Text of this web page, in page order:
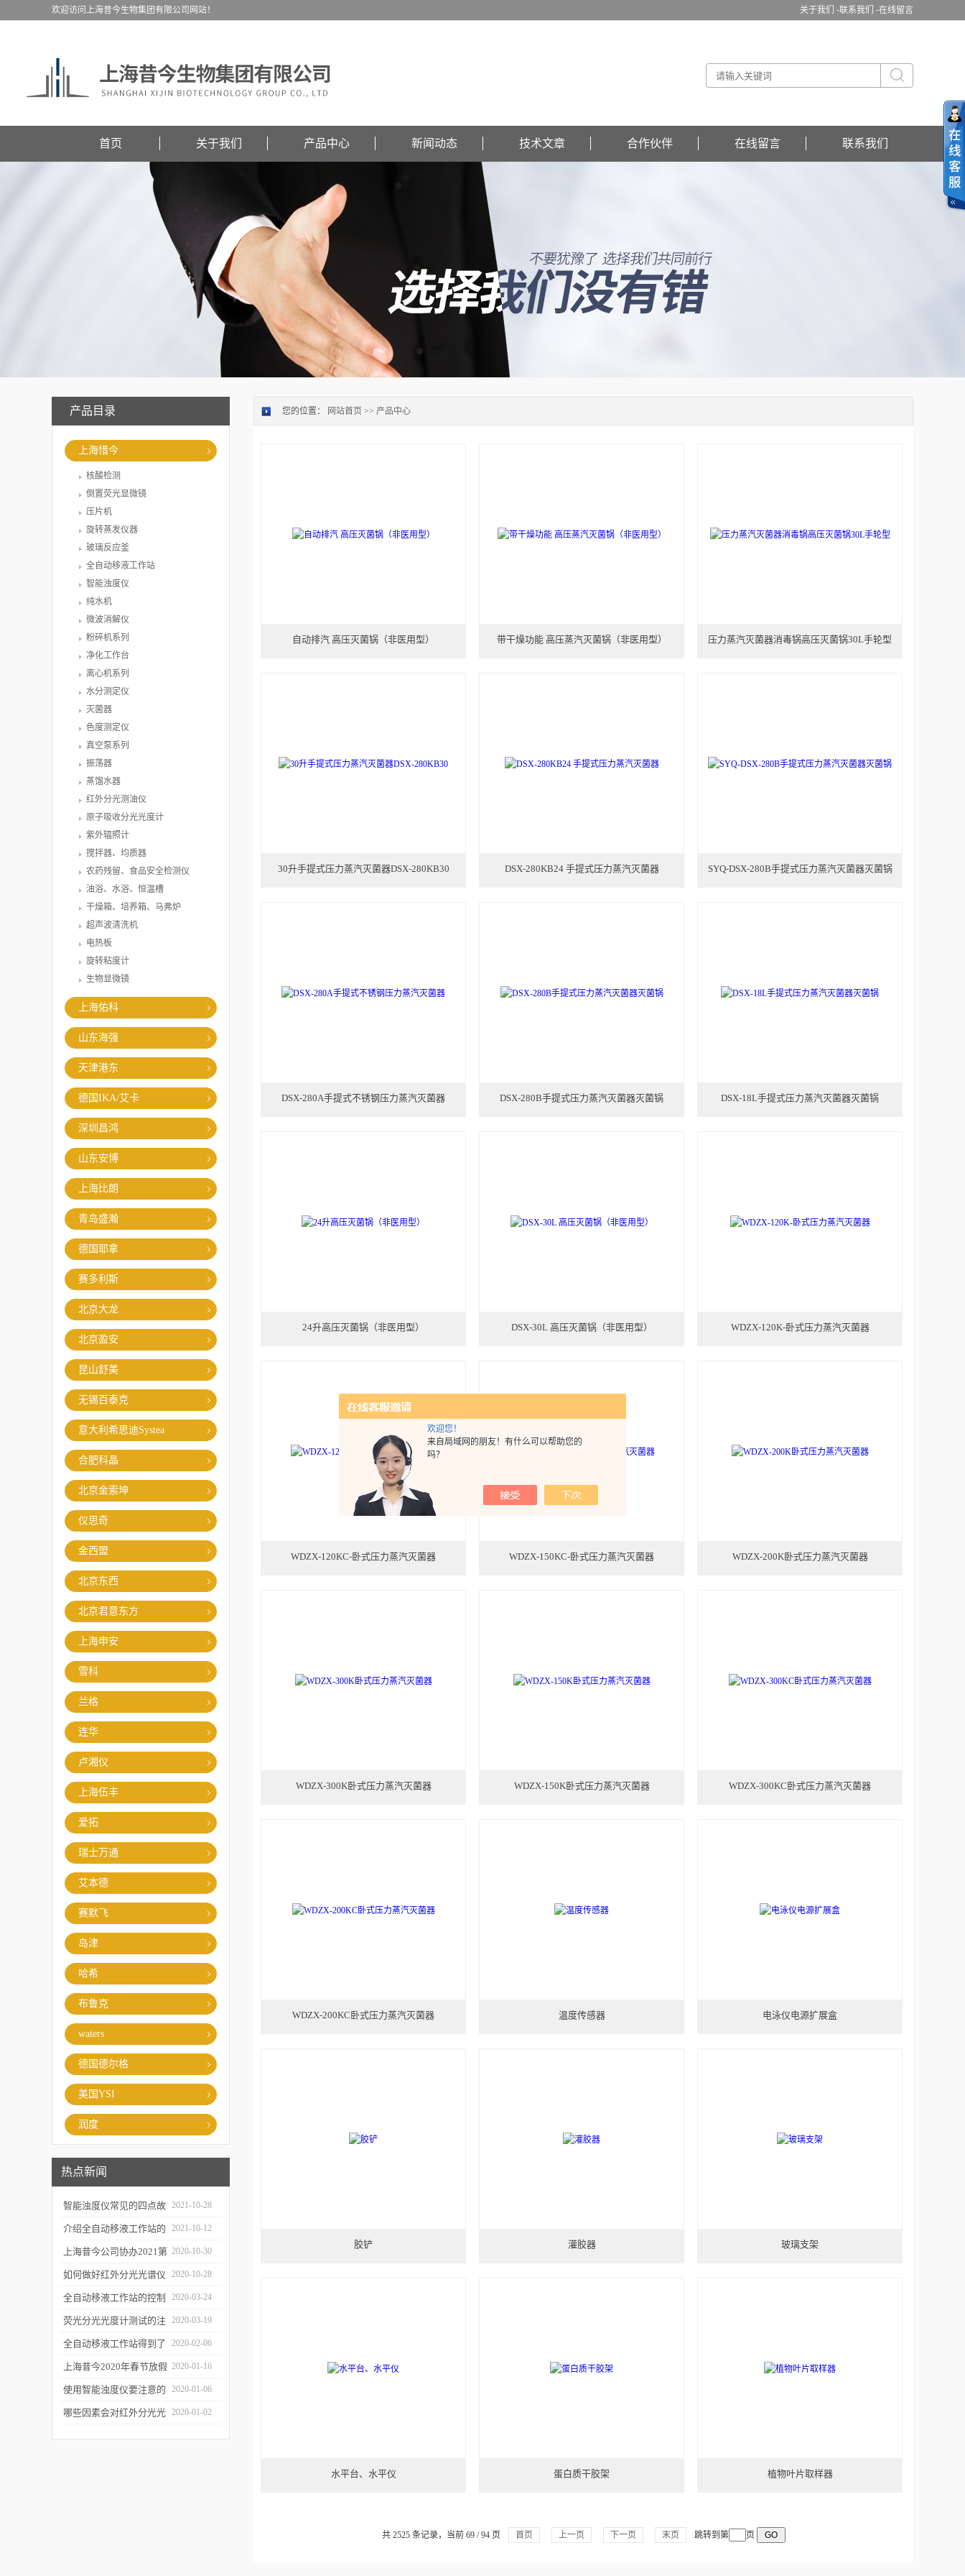
欢迎您！
来自局域网的朋友！有什么可以帮助您的
吗？
关于我们 -联系我们 -在线留言
欢迎访问上海昔今生物集团有限公司网站！
首页 关于我们 产品中心 新闻动态 技术文章 合作伙伴 在线留言 联系我们
产品目录
上海惜今
核酸检测
倒置荧光显微镜
压片机
旋转蒸发仪器
玻璃反应釜
全自动移液工作站
智能浊度仪
纯水机
微波消解仪
粉碎机系列
净化工作台
离心机系列
水分测定仪
灭菌器
色度测定仪
真空泵系列
振荡器
蒸馏水器
红外分光测油仪
原子吸收分光光度计
紫外辐照计
搅拌器、均质器
农药残留、食品安全检测仪
油浴、水浴、恒温槽
干燥箱、培养箱、马弗炉
超声波清洗机
电热板
旋转粘度计
生物显微镜
上海佑科
山东海强
天津港东
德国IKA/艾卡
深圳昌鸿
山东安博
上海比朗
青岛盛瀚
德国耶拿
赛多利斯
北京大龙
北京盈安
昆山舒美
无锡百泰克
意大利希思迪Systea
合肥科晶
北京金索坤
仪思奇
金西盟
北京东西
北京君意东方
上海申安
雪科
兰格
连华
卢湘仪
上海伍丰
爱拓
瑞士万通
艾本德
赛默飞
岛津
哈希
布鲁克
waters
德国德尔格
美国YSI
润度
热点新闻
智能浊度仪常见的四点故
障
2021-10-28
介绍全自动移液工作站的
三种移液方式
2021-10-12
上海昔今公司协办2021第
二届上海沪助科研圈发展
年会
2020-10-30
如何做好红外分光光谱仪
的防潮工作
2020-10-28
全自动移液工作站的控制
软件有哪些特点
2020-03-24
荧光分光光度计测试的注
意事项有哪些
2020-03-19
全自动移液工作站得到了
广泛的应用
2020-02-06
上海昔今2020年春节放假
通知
2020-01-16
使用智能浊度仪要注意的
几个要点
2020-01-06
哪些因素会对红外分光光 2020-01-02
您的位置： 网站首页 >> 产品中心
自动排汽 高压灭菌锅（非医用型） 带干燥功能 高压蒸汽灭菌锅（非医用型） 压力蒸汽灭菌器消毒锅高压灭菌锅30L手轮型
30升手提式压力蒸汽灭菌器DSX-280KB30 DSX-280KB24 手提式压力蒸汽灭菌器 SYQ-DSX-280B手提式压力蒸汽灭菌器灭菌锅
DSX-280A手提式不锈钢压力蒸汽灭菌器 DSX-280B手提式压力蒸汽灭菌器灭菌锅 DSX-18L手提式压力蒸汽灭菌器灭菌锅
24升高压灭菌锅（非医用型） DSX-30L 高压灭菌锅（非医用型） WDZX-120K-卧式压力蒸汽灭菌器
WDZX-120KC-卧式压力蒸汽灭菌器 WDZX-150KC-卧式压力蒸汽灭菌器 WDZX-200K卧式压力蒸汽灭菌器
WDZX-300K卧式压力蒸汽灭菌器 WDZX-150K卧式压力蒸汽灭菌器 WDZX-300KC卧式压力蒸汽灭菌器
WDZX-200KC卧式压力蒸汽灭菌器 温度传感器 电泳仪电源扩展盒
胶铲 灌胶器 玻璃支架
水平台、水平仪 蛋白质干胶架 植物叶片取样器
共 2525 条记录，当前 69 / 94 页 首页 上一页 下一页 末页 跳转到第 页